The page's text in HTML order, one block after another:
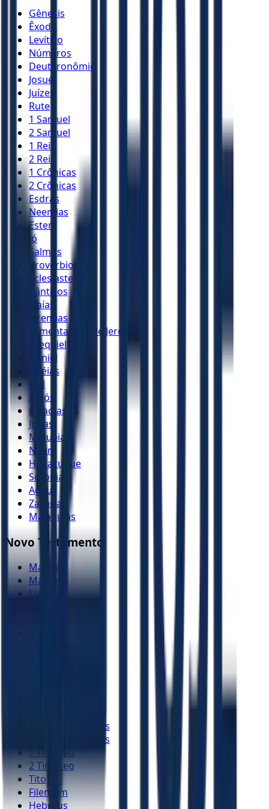
Gênesis
Êxodo
Levítico
Números
Deuteronômio
Josué
Juízes
Rute
1 Samuel
2 Samuel
1 Reis
2 Reis
1 Crônicas
2 Crônicas
Esdras
Neemias
Ester
Jó
Salmos
Provérbios
Eclesiastes
Cânticos
Isaías
Jeremias
Lamentações de Jeremias
Ezequiel
Daniel
Oséias
Joel
Amós
Obadias
Jonas
Miquéias
Naum
Habacuque
Sofonias
Ageu
Zacarias
Malaquias
Novo Testamento
Mateus
Marcos
Lucas
1 Tessalonicenses
2 Tessalonicenses
1 Timóteo
2 Timóteo
Tito
Filemom
Hebreus